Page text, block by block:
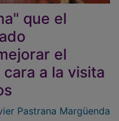
que el
el
a la visita